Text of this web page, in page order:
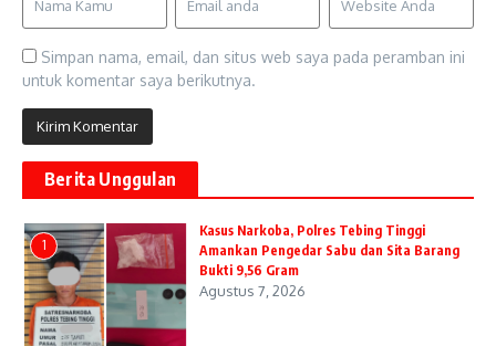
Simpan nama, email, dan situs web saya pada peramban ini
untuk komentar saya berikutnya.
Berita Unggulan
1
Kasus Narkoba, Polres Tebing Tinggi
Amankan Pengedar Sabu dan Sita Barang
Bukti 9,56 Gram
Agustus 7, 2026